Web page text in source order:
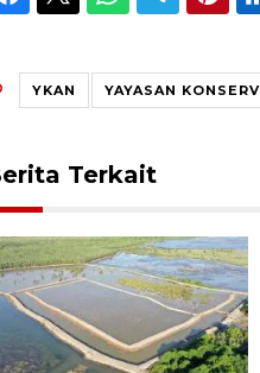
YKAN YAYASAN
Terkait